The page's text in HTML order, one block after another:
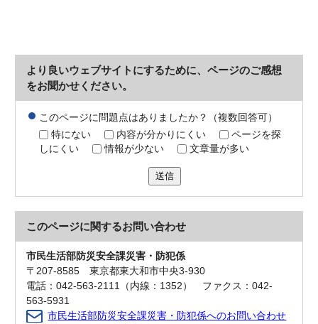
より良いウェブサイトにするために、ページのご感想
をお聞かせください。
このページに問題点はありましたか？（複数回答可）
特にない
内容が分かりにくい
ページを探
しにくい
情報が少ない 文章量が多い
送信
このページに関するお問い合わせ
市民生活部防災安全課災害・防犯係
〒207-8585 東京都東大和市中央3-930
電話：042-563-2111（内線：1352） ファクス：042-
563-5931
市民生活部防災安全課災害・防犯係へのお問い合わせ